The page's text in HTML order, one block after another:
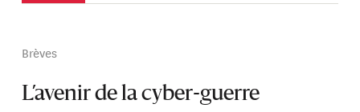
Brèves
L’avenir de la cyber-guerre